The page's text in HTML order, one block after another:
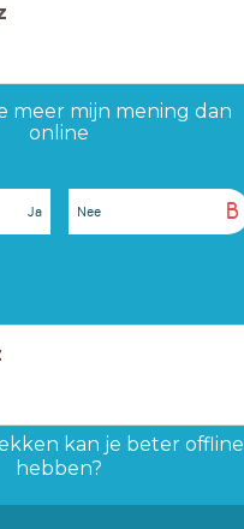
meer mijn mening dan
online
Ja B
Nee
kan je beter offline
hebben?